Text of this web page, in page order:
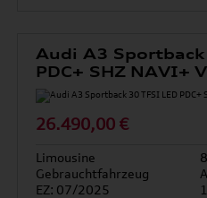
Audi A3 Sportback
PDC+ SHZ NAVI+
26.490,00 €
Limousine
Gebrauchtfahrzeug
EZ: 07/2025